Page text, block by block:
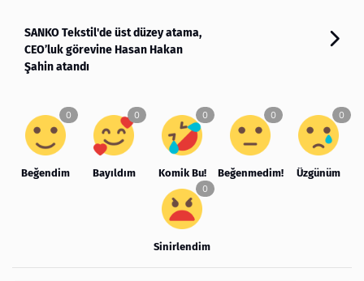
SANKO Tekstil'de üst düzey atama,
CEO’luk görevine Hasan Hakan
Şahin atandı
Beğendim Bayıldım Komik Bu! Beğenmedim! Üzgünüm
Sinirlendim